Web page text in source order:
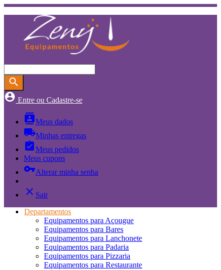
search
account_circle Entre ou Cadastre-se
contactsMeus dados
local_shippingMinhas entregas
assignment_turned_inMeus pedidos
Meus cupons
vpn_keyAlterar minha senha
close Sair
Departamentos
Equipamentos para Açougue
Equipamentos para Bares
Equipamentos para Lanchonete
Equipamentos para Padaria
Equipamentos para Pizzaria
Equipamentos para Restaurante